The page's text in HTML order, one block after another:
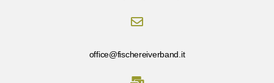
office@fischereiverband.it